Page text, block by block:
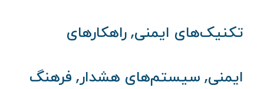
تکنیک‌های ایمنی, راهکارهای
ایمنی, سیستم‌های هشدار, فرهنگ